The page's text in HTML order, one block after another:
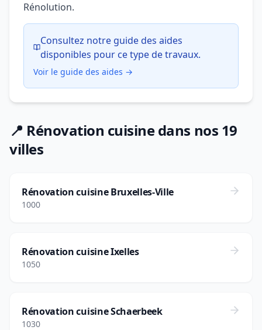
Rénolution.
Consultez notre guide des aides
disponibles pour ce type de travaux.
Voir le guide des aides →
📍 Rénovation cuisine dans nos 19
villes
Rénovation cuisine Bruxelles-Ville
1000
Rénovation cuisine Ixelles
1050
Rénovation cuisine Schaerbeek
1030